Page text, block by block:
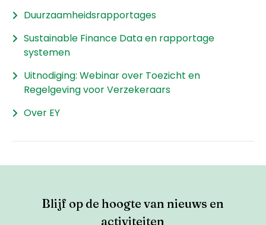
Duurzaamheidsrapportages
Sustainable Finance Data en rapportage
systemen
Uitnodiging: Webinar over Toezicht en
Regelgeving voor Verzekeraars
Over EY
Blijf op de hoogte van nieuws en
activiteiten